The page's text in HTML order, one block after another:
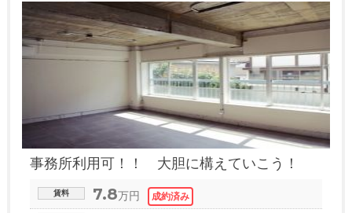
事務所利用可！！ 大胆に構えていこう！
賃料 7.8万円